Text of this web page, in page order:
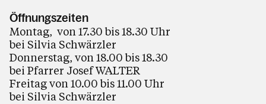
Öffnungszeiten
Montag, von 17.30 bis 18.30 Uhr
bei Silvia Schwärzler
Donnerstag, von 18.00 bis 18.30
bei Pfarrer Josef WALTER
Freitag von 10.00 bis 11.00 Uhr
bei Silvia Schwärzler